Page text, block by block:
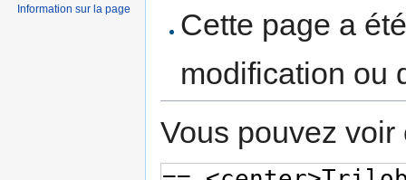
Cette page a
modification ou
Vous pouvez
Information sur la page